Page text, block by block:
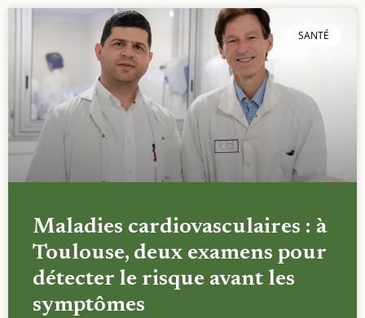
SANTÉ
Maladies cardiovasculaires : à
Toulouse, deux examens pour
détecter le risque avant les
symptômes